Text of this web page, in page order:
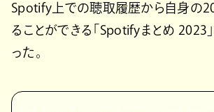
Spotify上での聴取履歴から自身の
ることができる「Spotifyまとめ 2023
った。